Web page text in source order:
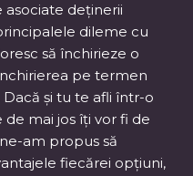
asociate deținerii
dileme cu
să închirieze o
pe termen
și tu te afli într-o
mai jos îți vor fi de
am propus să
fiecărei opțiuni,